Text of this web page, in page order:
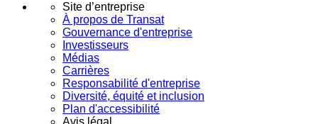
Site d’entreprise
À propos de Transat
Gouvernance d'entreprise
Investisseurs
Médias
Carrières
Responsabilité d'entreprise
Diversité, équité et inclusion
Plan d'accessibilité